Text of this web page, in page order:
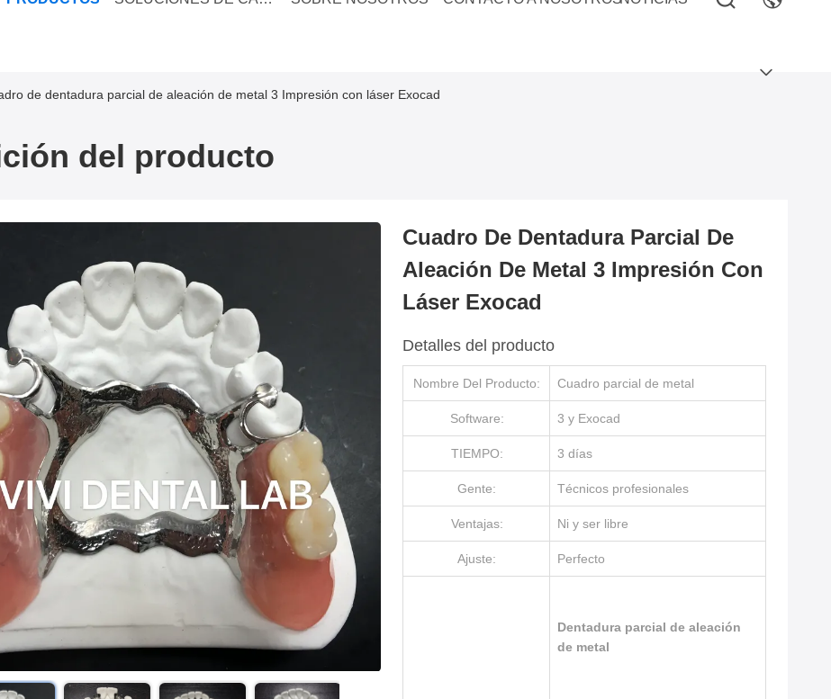
de dentadura parcial de aleación de metal 3 Impresión con láser Exocad
del producto
Cuadro De Dentadura Parcial De
Aleación De Metal 3 Impresión Con
Láser Exocad
Detalles del producto
Nombre Del Producto: Cuadro parcial de metal
Software: 3 y Exocad
TIEMPO: 3 días
Gente: Técnicos profesionales
Ventajas: Ni y ser libre
Ajuste: Perfecto
Dentadura parcial de aleación
de metal